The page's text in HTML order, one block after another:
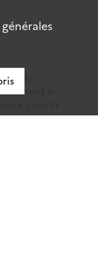
public.fr